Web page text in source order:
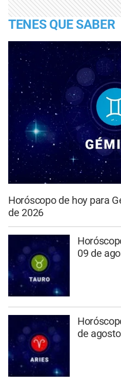
TENES QUE SABER
Horóscopo de hoy para
de 2026
09 de
de